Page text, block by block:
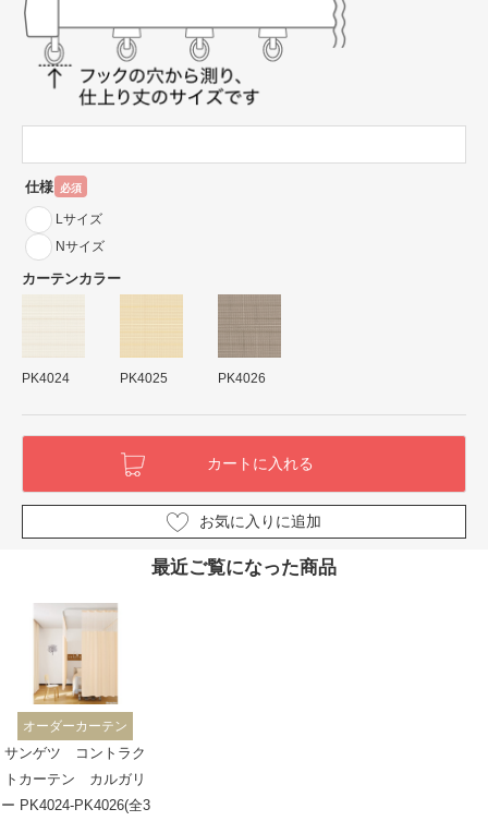
仕様 必須
Lサイズ
Nサイズ
カーテンカラー
PK4024 PK4025 PK4026
お気に入りに追加
最近ご覧になった商品
オーダーカーテン
サンゲツ コントラク
トカーテン カルガリ
ー PK4024-PK4026(全3